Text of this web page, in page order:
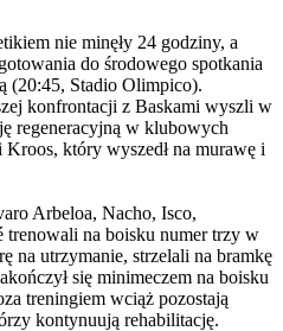
nie minęły 24 godziny, a
do środowego spotkania
(20:45, Stadio Olimpico).
konfrontacji z Baskami wyszli w
regeneracyjną w klubowych
który wyszedł na murawę i
Arbeloa, Nacho, Isco,
trenowali na boisku numer trzy w
na utrzymanie, strzelali na bramkę
się minimeczem na boisku
treningiem wciąż pozostają
kontynuują rehabilitację.